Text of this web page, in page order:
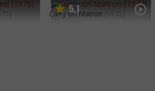
5,1
Carry on Matron (1972)